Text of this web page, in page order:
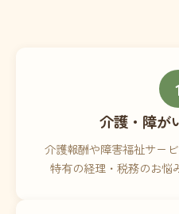
介護・障が
介護報酬や障害福祉サー
特有の経理・税務のお悩